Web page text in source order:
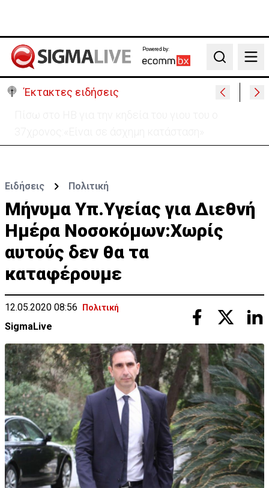
Powered by:
Search
Έκτακτες ειδήσεις
Ειδήσεις Πολιτική
Μήνυμα Υπ.Υγείας για Διεθνή
Ημέρα Νοσοκόμων:Χωρίς
αυτούς δεν θα τα
καταφέρουμε
12.05.2020 08:56 Πολιτική
SigmaLive